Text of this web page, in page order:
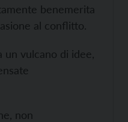
benemerita
al conflitto.
vulcano di idee,
non